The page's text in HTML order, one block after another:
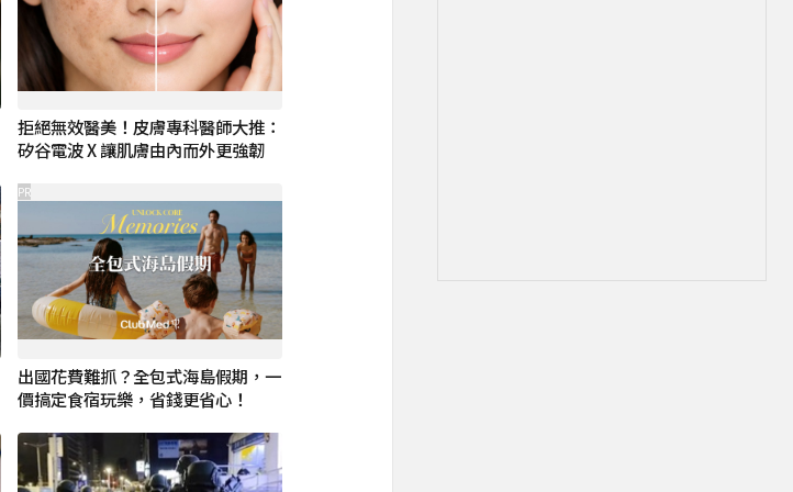
拒絕無效醫美！皮膚專科醫師大推：
矽谷電波 X 讓肌膚由內而外更強韌
出國花費難抓？全包式海島假期，一
價搞定食宿玩樂，省錢更省心！
PR